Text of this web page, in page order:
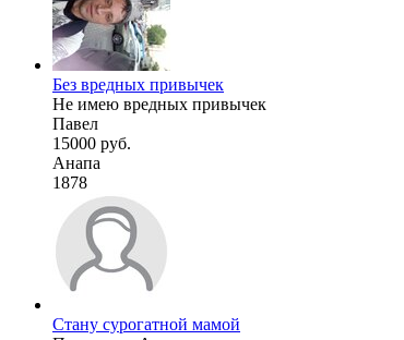
Без вредных привычек
Не имею вредных привычек
Павел
15000 руб.
Анапа
1878
Стану сурогатной мамой